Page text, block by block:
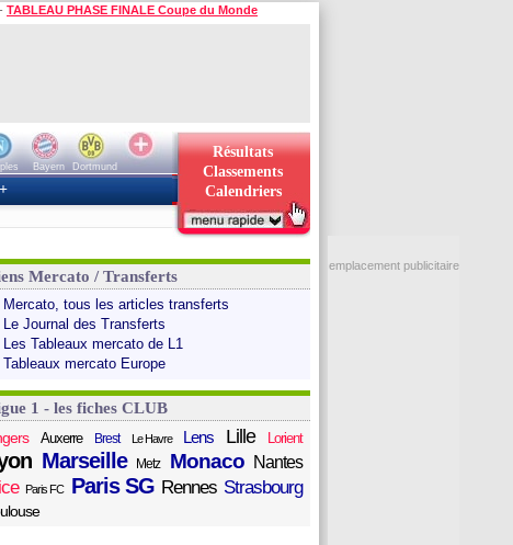
- TABLEAU PHASE FINALE Coupe du Monde
Bayern
Dortmund
Résultats
Classements
Calendriers
+
Mercato / Transferts
Mercato, tous les articles transferts
Le Journal des Transferts
Les Tableaux mercato de L1
Tableaux mercato Europe
1 - les fiches CLUB
Auxerre Brest Le Havre Lens Lille Lorient
Marseille Metz Monaco Nantes
Paris FC Paris SG Rennes Strasbourg
emplacement publicitaire